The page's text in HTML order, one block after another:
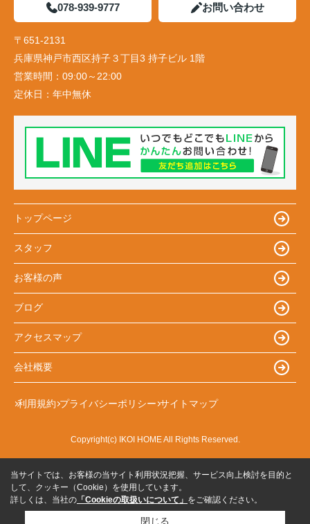
078-939-9777 お問い合わせ
〒651-2131
兵庫県神戸市西区持子３丁目3 持子ビル 1階
営業時間： 09:00～22:00
定休日： 年中無休
トップページ
スタッフ
お客様の声
ブログ
アクセスマップ
会社概要
利用規約 プライバシーポリシー サイトマップ
Copyright(c) IKOI HOME All Rights Reserved.
当サイトでは、お客様の当サイト利用状況把握、サービス向上検討を目的と
して、クッキー（Cookie）を使用しています。
詳しくは、当社の 「Cookieの取扱いについて」 をご確認ください。
閉じる